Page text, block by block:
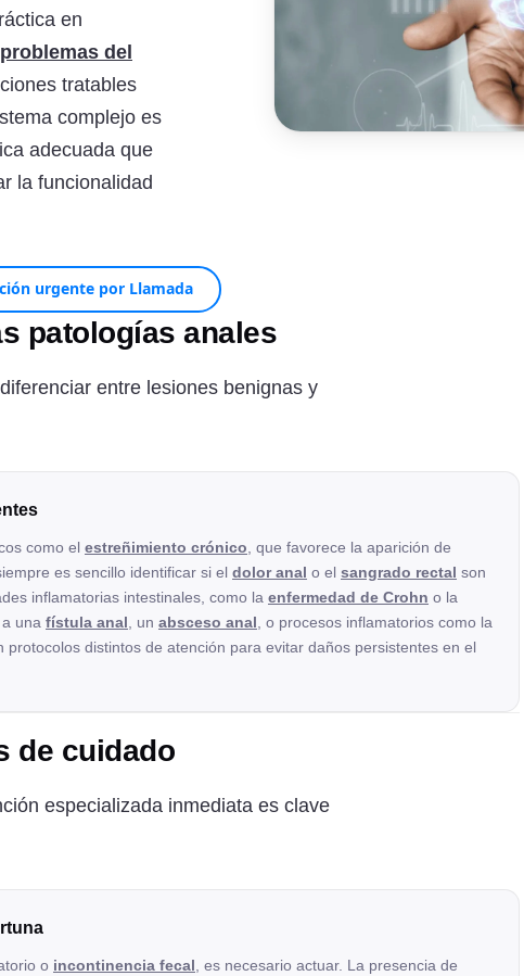
en
problemas del
tratables
complejo es
adecuada que
la funcionalidad
urgente por Llamada
patologías anales
entre lesiones benignas y
como el estreñimiento crónico , que favorece la aparición de
es sencillo identificar si el dolor anal o el sangrado rectal son
inflamatorias intestinales, como la enfermedad de Crohn o la
una fístula anal , un absceso anal , o procesos inflamatorios como la
protocolos distintos de atención para evitar daños persistentes en el
de cuidado
especializada inmediata es clave
o incontinencia fecal , es necesario actuar. La presencia de